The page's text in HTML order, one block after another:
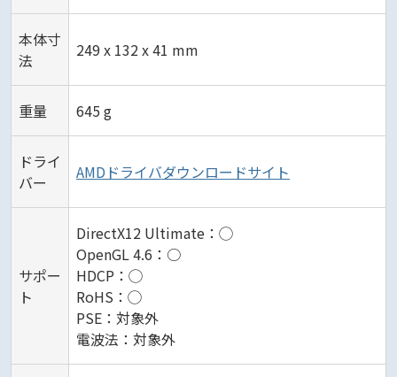
本体寸
法
249 x 132 x 41 mm
重量 645 g
ドライ
バー
AMDドライバダウンロードサイト
サポー
ト
DirectX12 Ultimate：◯
OpenGL 4.6：○
HDCP：◯
RoHS：◯
PSE：対象外
電波法：対象外